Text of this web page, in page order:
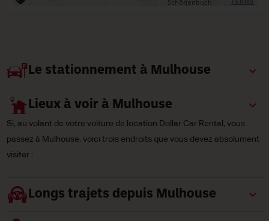
Le stationnement à Mulhouse
Lieux à voir à Mulhouse
Si, au volant de votre voiture de location Dollar Car Rental, vous
passez à Mulhouse, voici trois endroits que vous devez absolument
visiter :
Longs trajets depuis Mulhouse